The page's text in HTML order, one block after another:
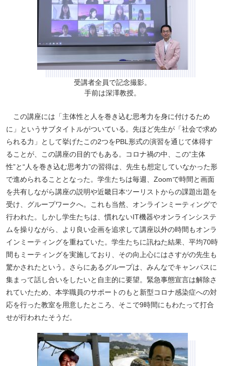
受講者全員で記念撮影。
手前は深澤教授。
この講座には「主体性と人を巻き込む思考力を身に付けるため
に」というサブタイトルがついている。先ほど先生が「社会で求め
られる力」として挙げたこの2つをPBL形式の演習を通じて体得す
ることが、この講座の目的でもある。コロナ禍の中、この“主体
性”と“人を巻き込む思考力”の習得は、先生も想定していなかった形
で進められることとなった。学生たちは毎週、Zoomで時間と画面
を共有しながら講座の説明や近畿日本ツーリストからの課題出題を
受け、グループワークへ。これも当然、オンラインミーティングで
行われた。しかし学生たちは、慣れないIT機器やオンラインシステ
ムを操りながら、より良い企画を追求して講座以外の時間もオンラ
インミーティングを重ねていた。学生たちに訊ねた結果、平均70時
間もミーティングを実施しており、その向上心にはさすがの先生も
驚かされたという。さらにあるグループは、みんなでキャンパスに
集まって話し合いをしたいと自主的に要望。緊急事態宣言は解除さ
れていたため、本学職員のサポートのもと新型コロナ感染症への対
応を行った教室を用意したところ、そこで9時間にもわたって打合
せが行われたそうだ。